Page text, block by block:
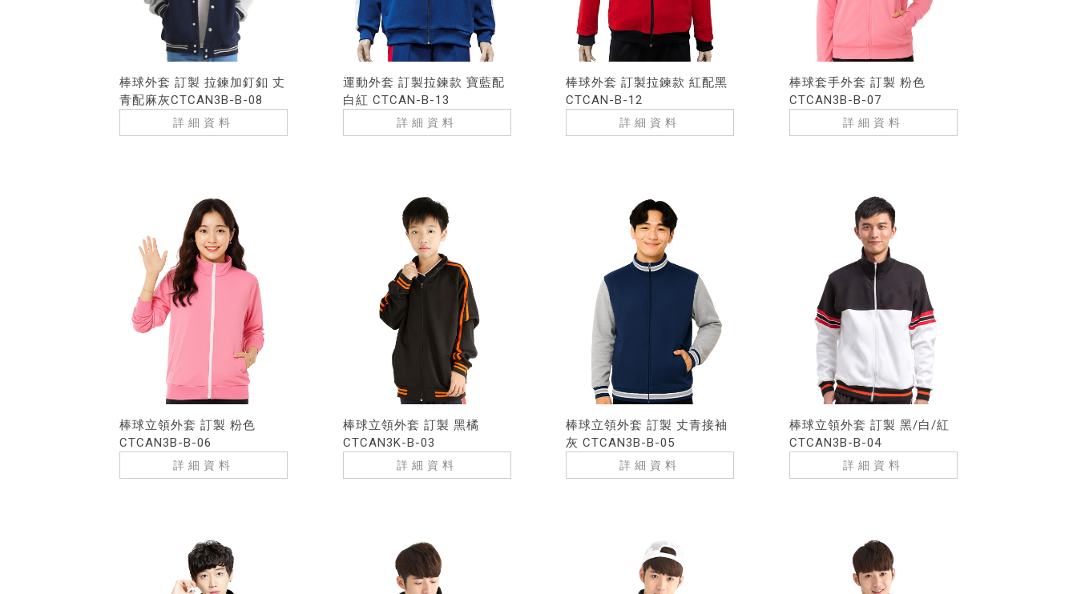
棒球外套 訂製 拉鍊加釘釦 丈
青配麻灰CTCAN3B-B-08
詳細資料
運動外套 訂製拉鍊款 寶藍配
白紅 CTCAN-B-13
詳細資料
棒球外套 訂製拉鍊款 紅配黑
CTCAN-B-12
詳細資料
棒球套手外套 訂製 粉色
CTCAN3B-B-07
詳細資料
棒球立領外套 訂製 粉色
CTCAN3B-B-06
詳細資料
棒球立領外套 訂製 黑橘
CTCAN3K-B-03
詳細資料
棒球立領外套 訂製 丈青接袖
灰 CTCAN3B-B-05
詳細資料
棒球立領外套 訂製 黑/白/紅
CTCAN3B-B-04
詳細資料